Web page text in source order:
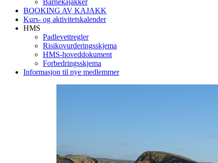
Barnekajakker
BOOKING AV KAJAKK
Kurs- og aktivitetskalender
HMS
Padlevettregler
Risikovurderingsskjema
HMS-hoveddokument
Forbedringsskjema
Informasjon til nye medlemmer